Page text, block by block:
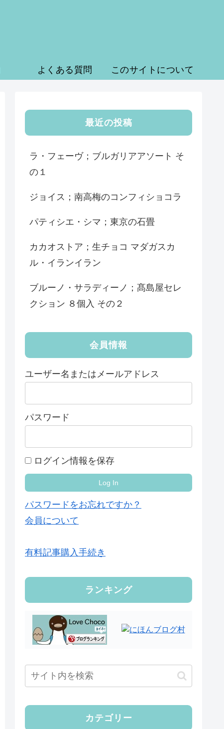
よくある質問 このサイトについて
最近の投稿
ラ・フェーヴ；ブルガリアアソート そ
の１
ジョイス；南高梅のコンフィショコラ
パティシエ・シマ；東京の石畳
カカオストア；生チョコ マダガスカ
ル・イランイラン
ブルーノ・サラディーノ；髙島屋セレ
クション ８個入 その２
会員情報
ユーザー名またはメールアドレス
パスワード
ログイン情報を保存
パスワードをお忘れですか？
会員について
有料記事購入手続き
ランキング
カテゴリー